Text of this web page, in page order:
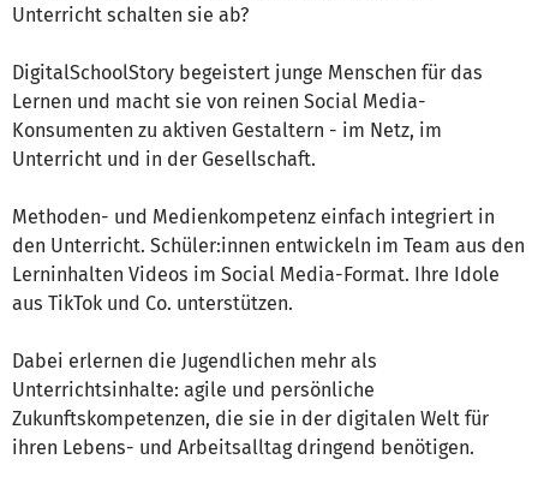
Unterricht schalten sie ab?
DigitalSchoolStory begeistert junge Menschen für das
Lernen und macht sie von reinen Social Media-
Konsumenten zu aktiven Gestaltern - im Netz, im
Unterricht und in der Gesellschaft.
Methoden- und Medienkompetenz einfach integriert in
den Unterricht. Schüler:innen entwickeln im Team aus den
Lerninhalten Videos im Social Media-Format. Ihre Idole
aus TikTok und Co. unterstützen.
Dabei erlernen die Jugendlichen mehr als
Unterrichtsinhalte: agile und persönliche
Zukunftskompetenzen, die sie in der digitalen Welt für
ihren Lebens- und Arbeitsalltag dringend benötigen.